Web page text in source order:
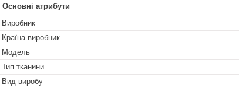
Основні атрибути
Виробник
Країна виробник
Модель
Тип тканини
Вид виробу